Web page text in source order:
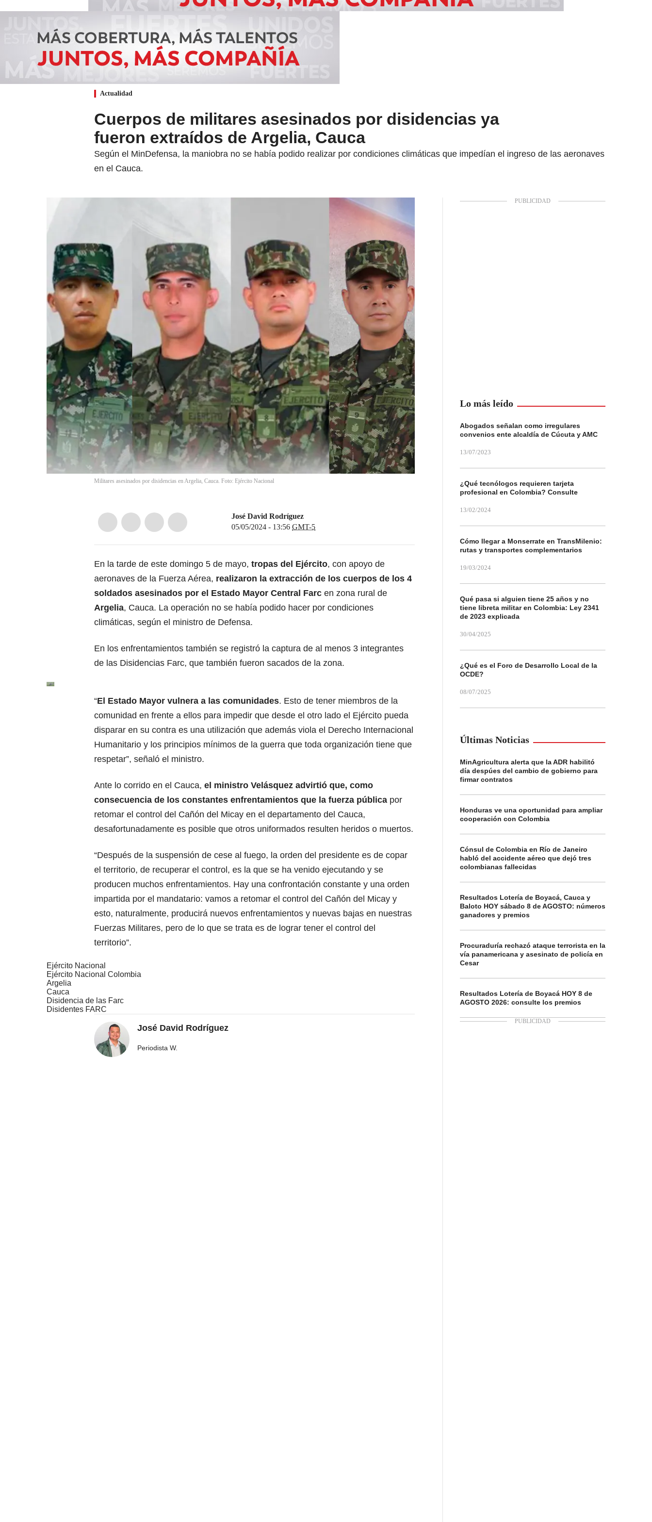
Actualidad
Cuerpos de militares asesinados por disidencias ya
fueron extraídos de Argelia, Cauca
Según el MinDefensa, la maniobra no se había podido realizar por condiciones climáticas que impedían el ingreso de las aeronaves
en el Cauca.
Militares asesinados por disidencias en Argelia, Cauca. Foto: Ejército Nacional
José David Rodríguez
05/05/2024 - 13:56 GMT-5
En la tarde de este domingo 5 de mayo, tropas del Ejército, con apoyo de
aeronaves de la Fuerza Aérea, realizaron la extracción de los cuerpos de los 4
soldados asesinados por el Estado Mayor Central Farc en zona rural de
Argelia, Cauca. La operación no se había podido hacer por condiciones
climáticas, según el ministro de Defensa.
En los enfrentamientos también se registró la captura de al menos 3 integrantes
de las Disidencias Farc, que también fueron sacados de la zona.
“El Estado Mayor vulnera a las comunidades. Esto de tener miembros de la
comunidad en frente a ellos para impedir que desde el otro lado el Ejército pueda
disparar en su contra es una utilización que además viola el Derecho Internacional
Humanitario y los principios mínimos de la guerra que toda organización tiene que
respetar”, señaló el ministro.
Ante lo corrido en el Cauca, el ministro Velásquez advirtió que, como
consecuencia de los constantes enfrentamientos que la fuerza pública por
retomar el control del Cañón del Micay en el departamento del Cauca,
desafortunadamente es posible que otros uniformados resulten heridos o muertos.
“Después de la suspensión de cese al fuego, la orden del presidente es de copar
el territorio, de recuperar el control, es la que se ha venido ejecutando y se
producen muchos enfrentamientos. Hay una confrontación constante y una orden
impartida por el mandatario: vamos a retomar el control del Cañón del Micay y
esto, naturalmente, producirá nuevos enfrentamientos y nuevas bajas en nuestras
Fuerzas Militares, pero de lo que se trata es de lograr tener el control del
territorio”.
Ejército Nacional
Ejército Nacional Colombia
Argelia
Cauca
Disidencia de las Farc
Disidentes FARC
José David Rodríguez
Periodista W.
Lo más leído
Abogados señalan como irregulares
convenios ente alcaldía de Cúcuta y AMC
13/07/2023
¿Qué tecnólogos requieren tarjeta
profesional en Colombia? Consulte
13/02/2024
Cómo llegar a Monserrate en TransMilenio:
rutas y transportes complementarios
19/03/2024
Qué pasa si alguien tiene 25 años y no
tiene libreta militar en Colombia: Ley 2341
de 2023 explicada
30/04/2025
¿Qué es el Foro de Desarrollo Local de la
OCDE?
08/07/2025
Últimas Noticias
MinAgricultura alerta que la ADR habilitó
día despúes del cambio de gobierno para
firmar contratos
Honduras ve una oportunidad para ampliar
cooperación con Colombia
Cónsul de Colombia en Río de Janeiro
habló del accidente aéreo que dejó tres
colombianas fallecidas
Resultados Lotería de Boyacá, Cauca y
Baloto HOY sábado 8 de AGOSTO: números
ganadores y premios
Procuraduría rechazó ataque terrorista en la
vía panamericana y asesinato de policía en
Cesar
Resultados Lotería de Boyacá HOY 8 de
AGOSTO 2026: consulte los premios